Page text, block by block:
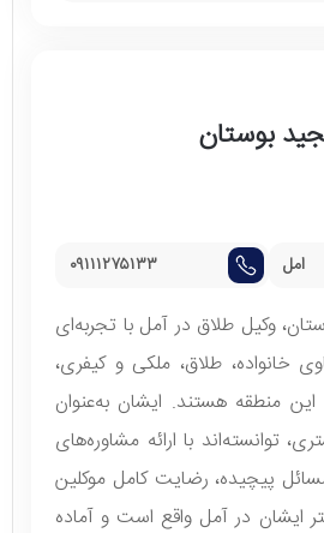
بوستان
امل ۰۹۱۱۱۲۷۵۱۳۳
وکیل طلاق در آمل با تجربه‌ای
خانواده، طلاق، ملکی و کیفری،
این منطقه هستند. ایشان به‌عنوان
توانسته‌اند با ارائه مشاوره‌های
پیچیده، رضایت کامل موکلین
ایشان در آمل واقع است و آماده